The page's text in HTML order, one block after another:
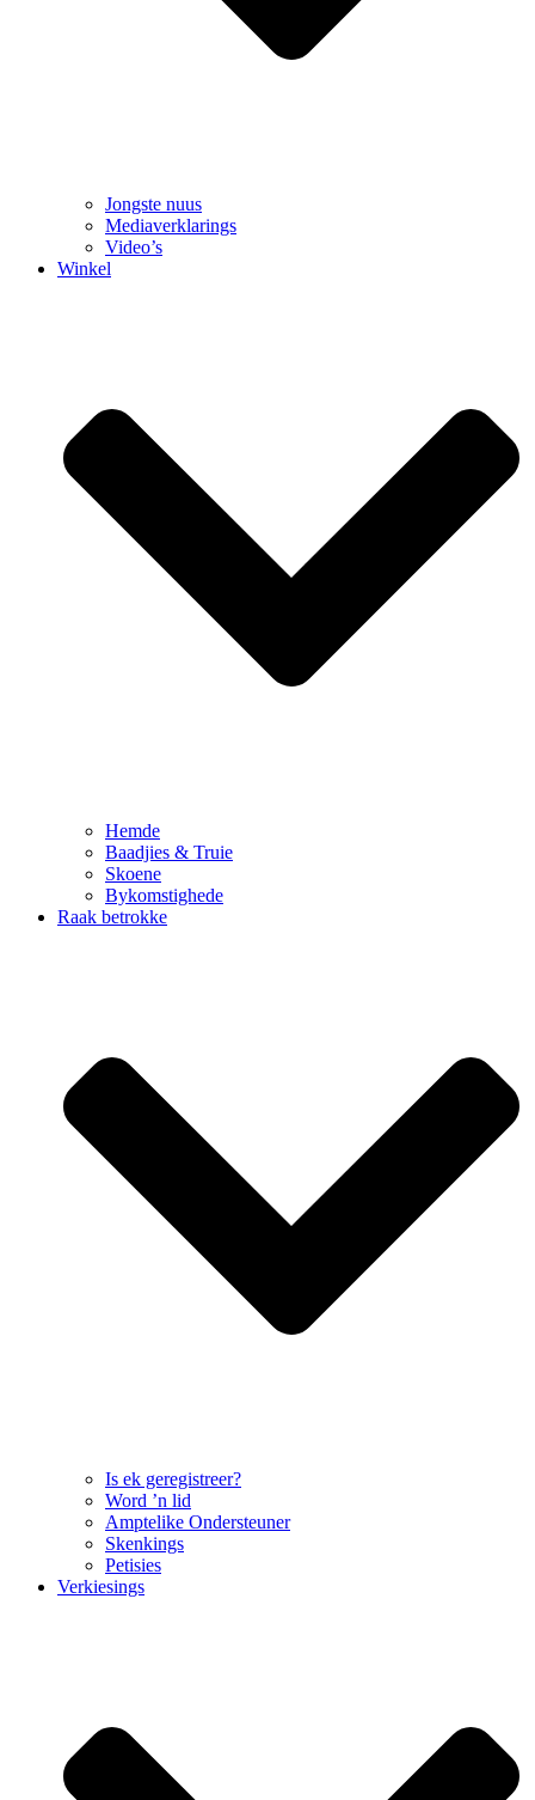
Jongste nuus
Mediaverklarings
Video’s
Winkel
Hemde
Baadjies & Truie
Skoene
Bykomstighede
Raak betrokke
Is ek geregistreer?
Word ’n lid
Amptelike Ondersteuner
Skenkings
Petisies
Verkiesings